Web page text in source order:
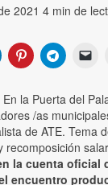
2021 4 min de
la Puerta del
/as
de ATE. Tema
recomposición
la cuenta oficial
encuentro